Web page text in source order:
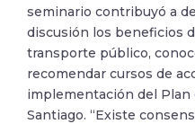
seminario contribuyó a
discusión los beneficios
transporte público,
recomendar cursos de
implementación del
Santiago. “Existe